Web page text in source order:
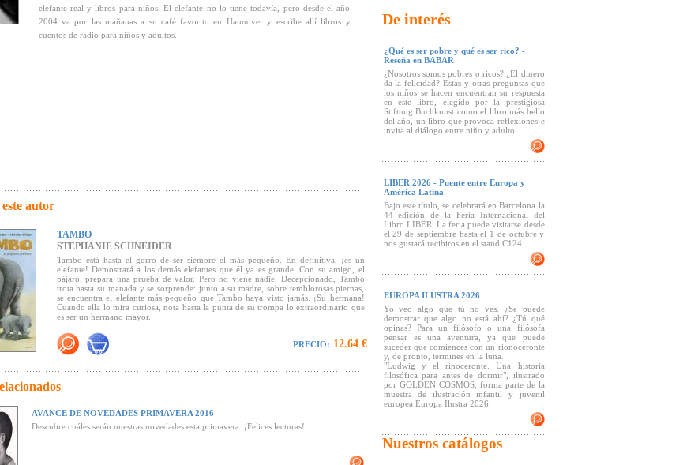
elefante real y libros para niños. El elefante no lo tiene todavía, pero desde el año
2004 va por las mañanas a su café favorito en Hannover y escribe allí libros y
cuentos de radio para niños y adultos.
autor
TAMBO
STEPHANIE SCHNEIDER
Tambo está hasta el gorro de ser siempre el más pequeño. En definitiva, ¡es un
elefante! Demostrará a los demás elefantes que él ya es grande. Con su amigo, el
pájaro, prepara una prueba de valor. Pero no viene nadie. Decepcionado, Tambo
trota hasta su manada y se sorprende: junto a su madre, sobre temblorosas piernas,
se encuentra el elefante más pequeño que Tambo haya visto jamás. ¡Su hermana!
Cuando ella lo mira curiosa, nota hasta la punta de su trompa lo extraordinario que
es ser un hermano mayor.
"Las ilustraciones a sangre de este álbum de gran formato consiguen que la historia
continúe, más allá de las páginas, en la imaginación del lector
"Ilustraciones maravillosas a toda página hacen de este libro de gran formato un
placer estético" (
"El mensaje de texto e ilustraciones es sencillo y claro pero también fascinante y
PRECIO: 12.64 €
AVANCE DE NOVEDADES PRIMAVERA 2016
Descubre cuáles serán nuestras novedades esta primavera. ¡Felices lecturas!
De interés
¿Qué es ser pobre y qué es ser rico? -
Reseña en BABAR
¿Nosotros somos pobres o ricos? ¿El dinero
da la felicidad? Estas y otras preguntas que
los niños se hacen encuentran su respuesta
en este libro, elegido por la prestigiosa
Stiftung Buchkunst como el libro más bello
del año, un libro que provoca reflexiones e
invita al diálogo entre niño y adulto.
LIBER 2026 - Puente entre Europa y
América Latina
Bajo este título, se celebrará en Barcelona la
44 edición de la Feria Internacional del
Libro LIBER. La feria puede visitarse desde
el 29 de septiembre hasta el 1 de octubre y
nos gustará recibiros en el stand C124.
EUROPA ILUSTRA 2026
Yo veo algo que tú no ves. ¿Se puede
demostrar que algo no está ahí? ¿Tú qué
opinas? Para un filósofo o una filósofa
pensar es una aventura, ya que puede
suceder que comiences con un rionoceronte
y, de pronto, termines en la luna.
"Ludwig y el rinoceronte. Una historia
filosófica para antes de dormir", ilustrado
por GOLDEN COSMOS, forma parte de la
muestra de ilustración infantil y juvenil
europea Europa Ilustra 2026.
Nuestros catálogos